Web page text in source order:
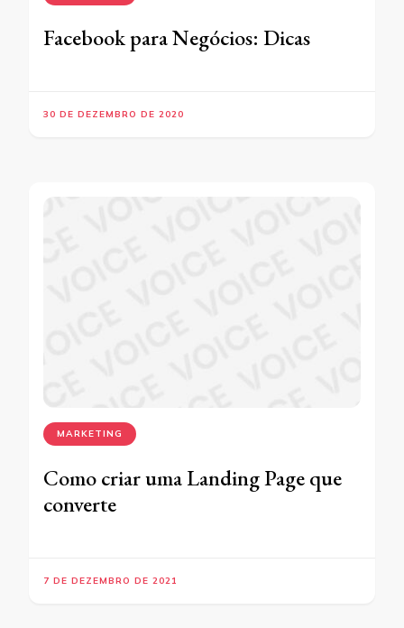
Facebook para Negócios: Dicas
30 DE DEZEMBRO DE 2020
MARKETING
Como criar uma Landing Page que
converte
7 DE DEZEMBRO DE 2021